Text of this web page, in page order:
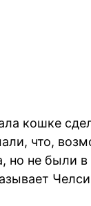
кошке
что,
но не были